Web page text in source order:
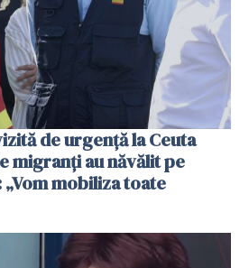
de urgență la Ceuta
migranți au năvălit pe
mobiliza toate